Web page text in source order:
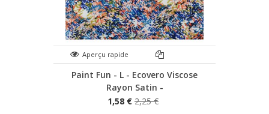
Aperçu rapide
Paint Fun - L - Ecovero Viscose
Rayon Satin -
1,58 € 2,25 €